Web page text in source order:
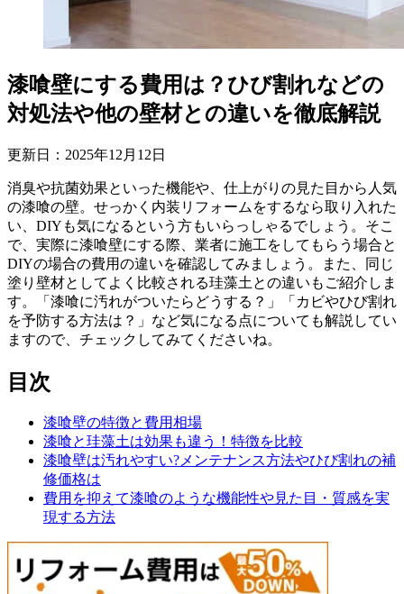
漆喰壁にする費用は？ひび割れなどの
対処法や他の壁材との違いを徹底解説
更新日： 2025年12 月 12 日
消臭や抗菌効果といった機能や、仕上がりの見た目から人気
の漆喰の壁。せっかく内装リフォームをするなら取り入れた
い、DIYも気になるという方もいらっしゃるでしょう。そこ
で、実際に漆喰壁にする際、業者に施工をしてもらう場合と
DIYの場合の費用の違いを確認してみましょう。また、同じ
塗り壁材としてよく比較される珪藻土との違いもご紹介しま
す。「漆喰に汚れがついたらどうする？」「カビやひび割れ
を予防する方法は？」など気になる点についても解説してい
ますので、チェックしてみてくださいね。
目次
漆喰壁の特徴と費用相場
漆喰と珪藻土は効果も違う！特徴を比較
漆喰壁は汚れやすい?メンテナンス方法やひび割れの補
修価格は
費用を抑えて漆喰のような機能性や見た目・質感を実
現する方法